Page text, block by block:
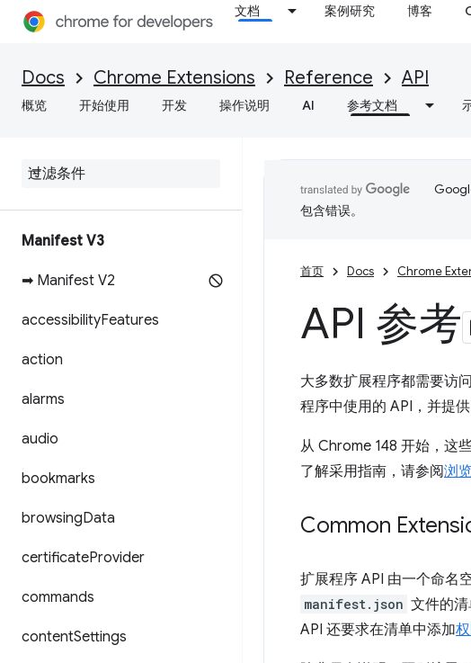
文档 案例研究 博客
Docs Chrome Extensions Reference API
概览 开始使用 开发 操作说明 AI 参考文档
Manifest V3
➡ Manifest V2
accessibilityFeatures
action
alarms
audio
bookmarks
browsingData
certificateProvider
commands
contentSettings
包含错误。
首页 Docs Chrome
API 参考
大多数扩展程序都需要访
程序中使用的 API，并提供
从 Chrome 148 开始，这
了解采用指南，请参阅浏
Common
扩展程序 API 由一个命名
manifest.json 文件的清
API 还要求在清单中添加